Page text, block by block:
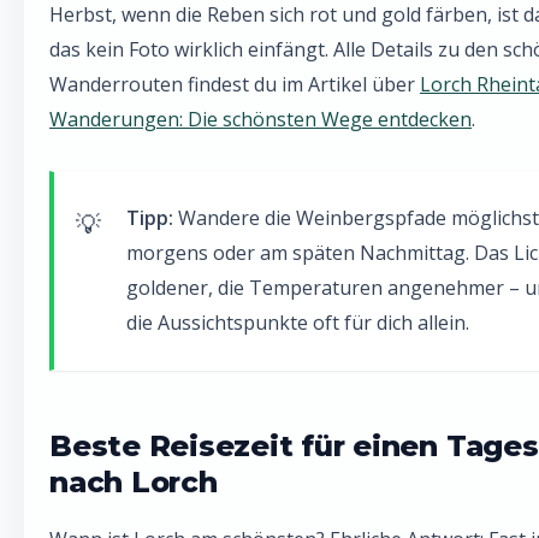
Herbst, wenn die Reben sich rot und gold färben, ist
das kein Foto wirklich einfängt. Alle Details zu den
Wanderrouten findest du im Artikel über Lorch
Wanderungen: Die schönsten Wege entdecken.
Tipp: Wandere die Weinbergspfade
morgens oder am späten Nachmittag. Das
goldener, die Temperaturen angenehmer –
die Aussichtspunkte oft für dich allein.
Beste Reisezeit für einen
nach Lorch